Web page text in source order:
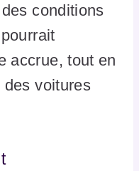
conditions
accrue, tout en
des voitures